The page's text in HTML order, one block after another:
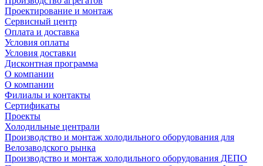
Проектирование и монтаж
Сервисный центр
Оплата и доставка
Условия оплаты
Условия доставки
Дисконтная программа
О компании
О компании
Филиалы и контакты
Сертификаты
Проекты
Холодильные централи
Производство и монтаж холодильного оборудования для
Велозаводского рынка
Производство и монтаж холодильного оборудования ДЕПО